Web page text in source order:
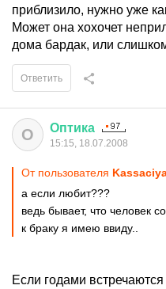
приблизило, нужно уже
Может она хохочет
дома бардак, или
Ответить
О Оптика
15:15, 18.07.2008
От пользователя
а если любит???
ведь бывает, что человек
к браку я имею ввиду..
Если годами